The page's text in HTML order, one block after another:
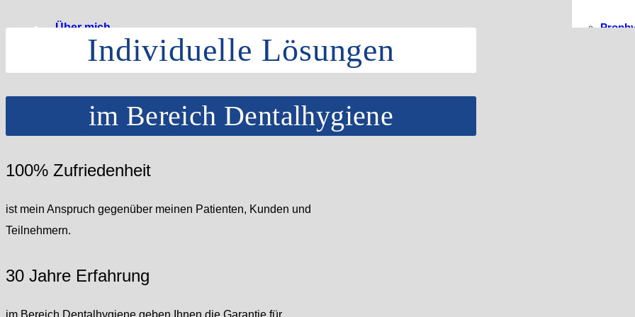
Über mich
Kontakt
Individuelle Lösungen
im Bereich Dentalhygiene
100% Zufriedenheit
ist mein Anspruch gegenüber meinen Patienten, Kunden und
Teilnehmern.
30 Jahre Erfahrung
im Bereich Dentalhygiene geben Ihnen die Garantie für